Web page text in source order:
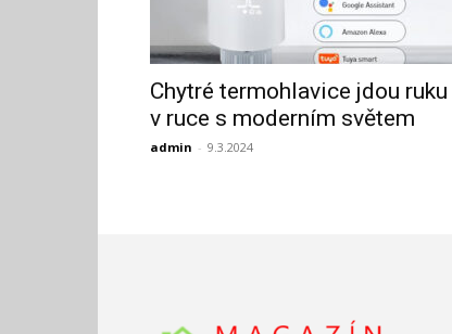
Chytré termohlavice jdou ruku
v ruce s moderním světem
admin - 9.3.2024